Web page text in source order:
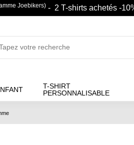
Joebikers) - 2 T-shirts achetés -
T-SHIRT
PERSONNALISABLE